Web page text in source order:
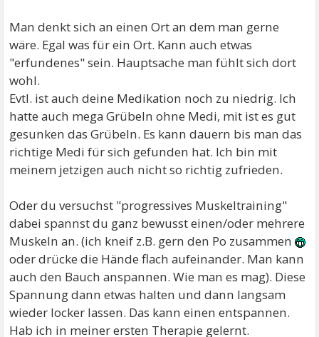
Man denkt sich an einen Ort an dem man gerne
wäre. Egal was für ein Ort. Kann auch etwas
"erfundenes" sein. Hauptsache man fühlt sich dort
wohl.
Evtl. ist auch deine Medikation noch zu niedrig. Ich
hatte auch mega Grübeln ohne Medi, mit ist es gut
gesunken das Grübeln. Es kann dauern bis man das
richtige Medi für sich gefunden hat. Ich bin mit
meinem jetzigen auch nicht so richtig zufrieden.
Oder du versuchst "progressives Muskeltraining"
dabei spannst du ganz bewusst einen/oder mehrere
Muskeln an. (ich kneif z.B. gern den Po zusammen
oder drücke die Hände flach aufeinander. Man kann
auch den Bauch anspannen. Wie man es mag). Diese
Spannung dann etwas halten und dann langsam
wieder locker lassen. Das kann einen entspannen.
Hab ich in meiner ersten Therapie gelernt.